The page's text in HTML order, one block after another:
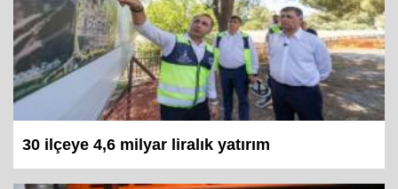
30 ilçeye 4,6 milyar liralık yatırım